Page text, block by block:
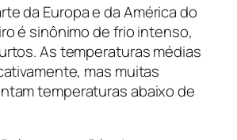
da Europa e da América do
é sinônimo de frio intenso,
As temperaturas médias
mas muitas
temperaturas abaixo de